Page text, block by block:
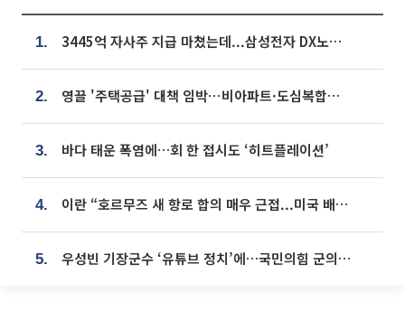
1. 3445억 자사주 지급 마쳤는데...삼성전자 DX노조, 뒤늦은 '떼쓰기 집회'
2. 영끌 '주택공급' 대책 임박⋯비아파트·도심복합까지 총동원
3. 바다 태운 폭염에…회 한 접시도 ‘히트플레이션’
4. 이란 “호르무즈 새 항로 합의 매우 근접...미국 배상 먼저”
5. 우성빈 기장군수 ‘유튜브 정치’에…국민의힘 군의원들 집단 반발